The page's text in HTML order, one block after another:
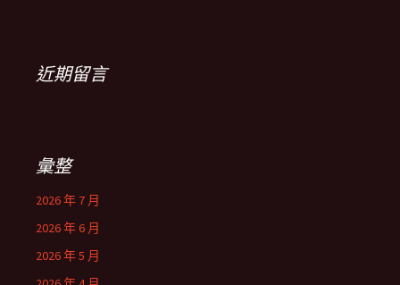
近期留言
彙整
2026 年 7 月
2026 年 6 月
2026 年 5 月